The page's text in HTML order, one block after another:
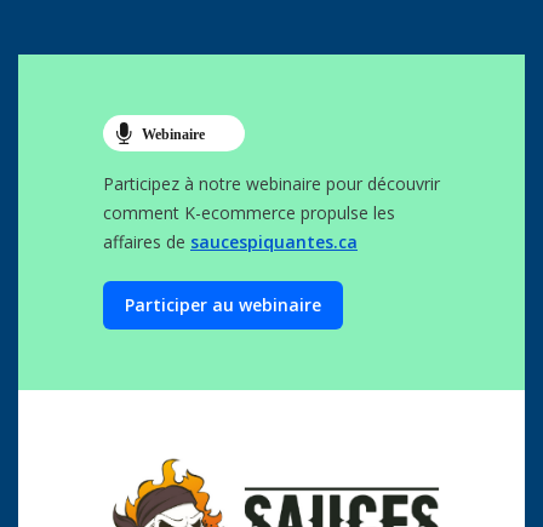
Participez à notre webinaire pour découvrir
comment K-ecommerce propulse les
affaires de saucespiquantes.ca
Participer au webinaire